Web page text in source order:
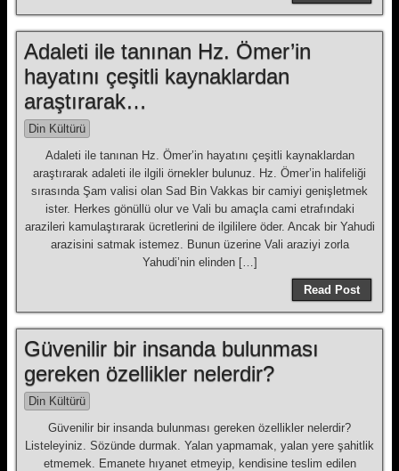
Adaleti ile tanınan Hz. Ömer’in
hayatını çeşitli kaynaklardan
araştırarak…
Din Kültürü
Adaleti ile tanınan Hz. Ömer’in hayatını çeşitli kaynaklardan
araştırarak adaleti ile ilgili örnekler bulunuz. Hz. Ömer’in halifeliği
sırasında Şam valisi olan Sad Bin Vakkas bir camiyi genişletmek
ister. Herkes gönüllü olur ve Vali bu amaçla cami etrafındaki
arazileri kamulaştırarak ücretlerini de ilgililere öder. Ancak bir Yahudi
arazisini satmak istemez. Bunun üzerine Vali araziyi zorla
Yahudi’nin elinden […]
Read Post
Güvenilir bir insanda bulunması
gereken özellikler nelerdir?
Din Kültürü
Güvenilir bir insanda bulunması gereken özellikler nelerdir?
Listeleyiniz. Sözünde durmak. Yalan yapmamak, yalan yere şahitlik
etmemek. Emanete hıyanet etmeyip, kendisine teslim edilen